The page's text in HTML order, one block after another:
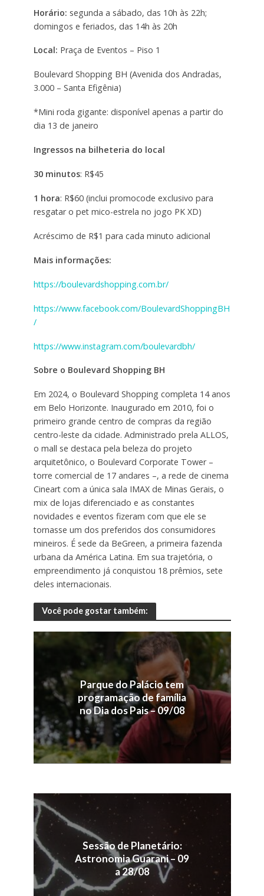
Horário: segunda a sábado, das 10h às 22h;
domingos e feriados, das 14h às 20h
Local: Praça de Eventos – Piso 1
Boulevard Shopping BH (Avenida dos Andradas,
3.000 – Santa Efigênia)
*Mini roda gigante: disponível apenas a partir do
dia 13 de janeiro
Ingressos na bilheteria do local
30 minutos: R$45
1 hora: R$60 (inclui promocode exclusivo para
resgatar o pet mico-estrela no jogo PK XD)
Acréscimo de R$1 para cada minuto adicional
Mais informações:
https://boulevardshopping.com.br/
https://www.facebook.com/BoulevardShoppingBH
/
https://www.instagram.com/boulevardbh/
Sobre o Boulevard Shopping BH
Em 2024, o Boulevard Shopping completa 14 anos
em Belo Horizonte. Inaugurado em 2010, foi o
primeiro grande centro de compras da região
centro-leste da cidade. Administrado prela ALLOS,
o mall se destaca pela beleza do projeto
arquitetônico, o Boulevard Corporate Tower –
torre comercial de 17 andares –, a rede de cinema
Cineart com a única sala IMAX de Minas Gerais, o
mix de lojas diferenciado e as constantes
novidades e eventos fizeram com que ele se
tornasse um dos preferidos dos consumidores
mineiros. É sede da BeGreen, a primeira fazenda
urbana da América Latina. Em sua trajetória, o
empreendimento já conquistou 18 prêmios, sete
deles internacionais.
Você pode gostar também:
Parque do Palácio tem
programação de família
no Dia dos Pais – 09/08
Sessão de Planetário:
Astronomia Guarani – 09
a 28/08